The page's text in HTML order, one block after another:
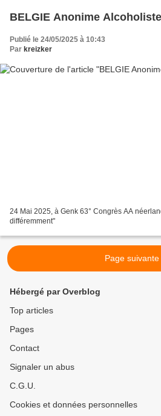
BELGIE Anonime
Publié le 24/05/2025 à 10:43
Par kreizker
24 Mai 2025, à Genk 63° Congrès AA
différemment"
Page suivante
Hébergé par Overblog
Top articles
Pages
Contact
Signaler un abus
C.G.U.
Cookies et données personnelles